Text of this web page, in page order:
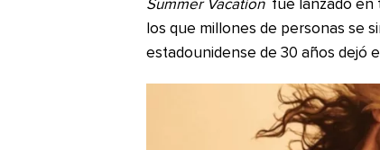
Summer Vacation fue lanzado en
los que millones de personas se
estadounidense de 30 años dejó